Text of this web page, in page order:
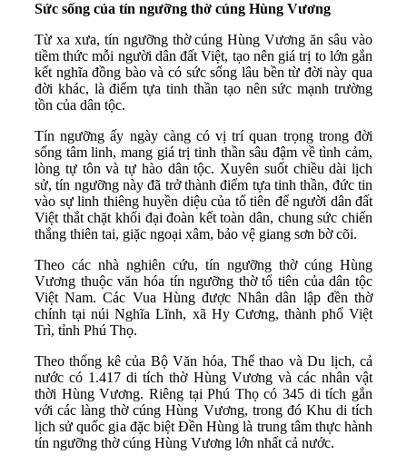
Sức sống của tín ngưỡng thờ cúng Hùng Vương
Từ xa xưa, tín ngưỡng thờ cúng Hùng Vương ăn sâu vào
tiềm thức mỗi người dân đất Việt, tạo nên giá trị to lớn gắn
kết nghĩa đồng bào và có sức sống lâu bền từ đời này qua
đời khác, là điểm tựa tinh thần tạo nên sức mạnh trường
tồn của dân tộc.
Tín ngưỡng ấy ngày càng có vị trí quan trọng trong đời
sống tâm linh, mang giá trị tinh thần sâu đậm về tình cảm,
lòng tự tôn và tự hào dân tộc. Xuyên suốt chiều dài lịch
sử, tín ngưỡng này đã trở thành điểm tựa tinh thần, đức tin
vào sự linh thiêng huyền diệu của tổ tiên để người dân đất
Việt thắt chặt khối đại đoàn kết toàn dân, chung sức chiến
thắng thiên tai, giặc ngoại xâm, bảo vệ giang sơn bờ cõi.
Theo các nhà nghiên cứu, tín ngưỡng thờ cúng Hùng
Vương thuộc văn hóa tín ngưỡng thờ tổ tiên của dân tộc
Việt Nam. Các Vua Hùng được Nhân dân lập đền thờ
chính tại núi Nghĩa Lĩnh, xã Hy Cương, thành phố Việt
Trì, tỉnh Phú Thọ.
Theo thống kê của Bộ Văn hóa, Thể thao và Du lịch, cả
nước có 1.417 di tích thờ Hùng Vương và các nhân vật
thời Hùng Vương. Riêng tại Phú Thọ có 345 di tích gắn
với các làng thờ cúng Hùng Vương, trong đó Khu di tích
lịch sử quốc gia đặc biệt Đền Hùng là trung tâm thực hành
tín ngưỡng thờ cúng Hùng Vương lớn nhất cả nước.